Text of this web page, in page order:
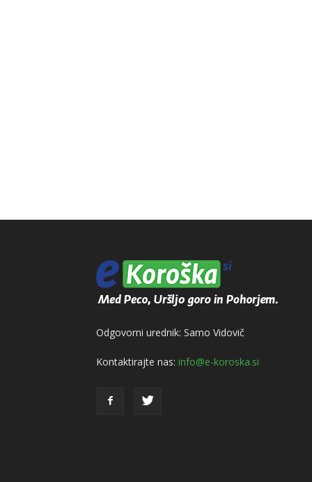
Odgovorni urednik: Samo Vidovič
Kontaktirajte nas: info@e-koroska.si